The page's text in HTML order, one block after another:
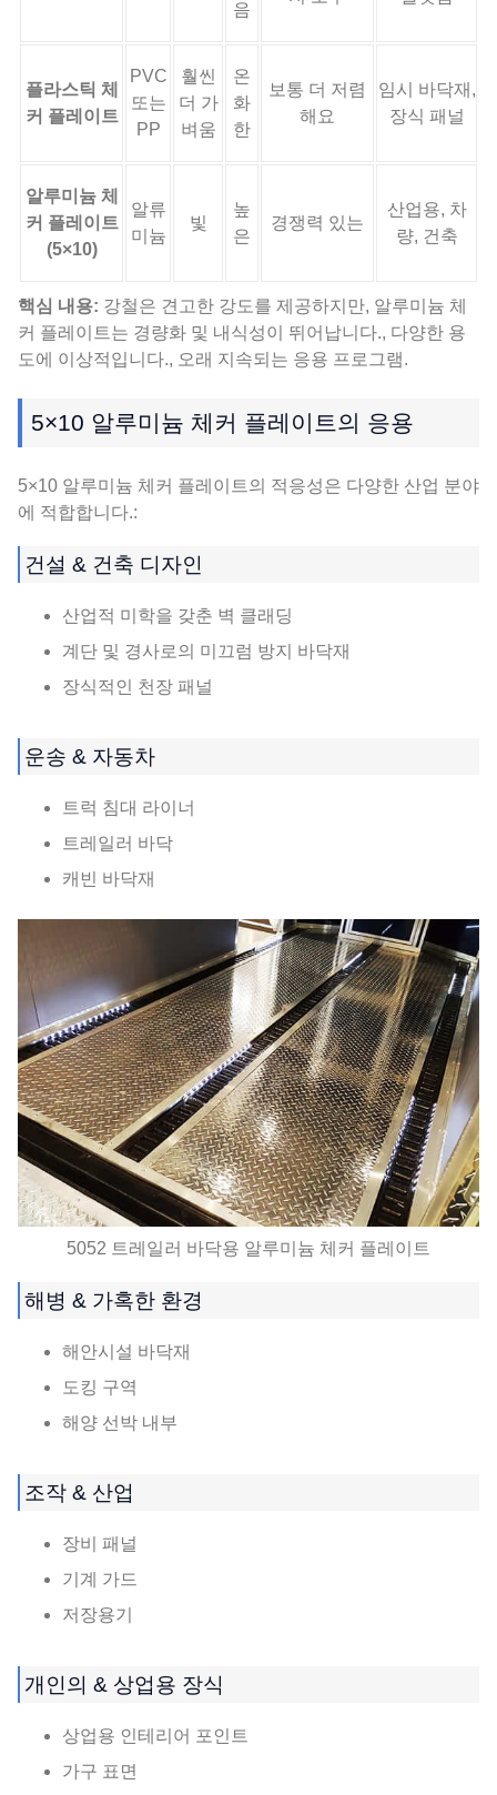
음
플라스틱 체
커 플레이트
PVC
또는
PP
훨씬
더 가
벼움
온
화
한
보통 더 저렴
해요
임시 바닥재,
장식 패널
알루미늄 체
커 플레이트
(5×10)
알류
미늄
빛
높
은
경쟁력 있는
산업용, 차
량, 건축
핵심 내용: 강철은 견고한 강도를 제공하지만, 알루미늄 체
커 플레이트는 경량화 및 내식성이 뛰어납니다., 다양한 용
도에 이상적입니다., 오래 지속되는 응용 프로그램.
5×10 알루미늄 체커 플레이트의 응용
5×10 알루미늄 체커 플레이트의 적응성은 다양한 산업 분야
에 적합합니다.:
건설 & 건축 디자인
산업적 미학을 갖춘 벽 클래딩
계단 및 경사로의 미끄럼 방지 바닥재
장식적인 천장 패널
운송 & 자동차
트럭 침대 라이너
트레일러 바닥
캐빈 바닥재
5052 트레일러 바닥용 알루미늄 체커 플레이트
해병 & 가혹한 환경
해안시설 바닥재
도킹 구역
해양 선박 내부
조작 & 산업
장비 패널
기계 가드
저장용기
개인의 & 상업용 장식
상업용 인테리어 포인트
가구 표면